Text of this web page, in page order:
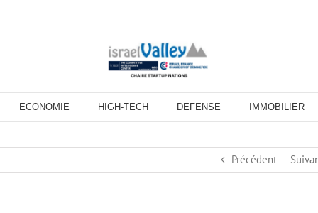
ECONOMIE HIGH-TECH DEFENSE IMMOBILIER
Précédent